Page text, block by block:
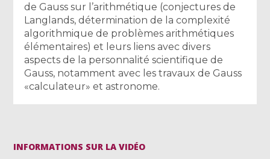
de Gauss sur l’arithmétique (conjectures de
Langlands, détermination de la complexité
algorithmique de problèmes arithmétiques
élémentaires) et leurs liens avec divers
aspects de la personnalité scientifique de
Gauss, notamment avec les travaux de Gauss
«calculateur» et astronome.
INFORMATIONS SUR LA VIDÉO